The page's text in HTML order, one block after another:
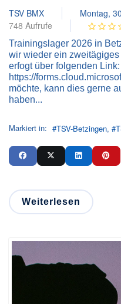
TSV BMX Montag,
748 Aufrufe
Trainingslager 2026 in
wir wieder ein
erfogt über folgenden Link:
https://
möchte, kann dies gerne
haben...
Markiert in: TSV-Betzingen
Weiterlesen